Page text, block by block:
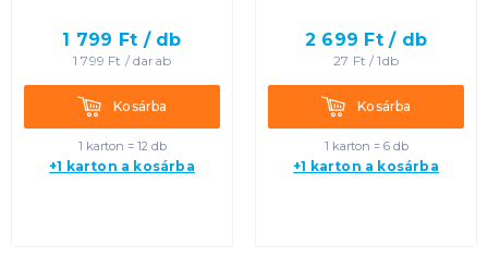
1 799 Ft / db
1 799 Ft /darab
KosárbaKosárba
1 karton = 12 db
+1 karton a kosárba
2 699 Ft / db
27 Ft /1db
KosárbaKosárba
1 karton = 6 db
+1 karton a kosárba